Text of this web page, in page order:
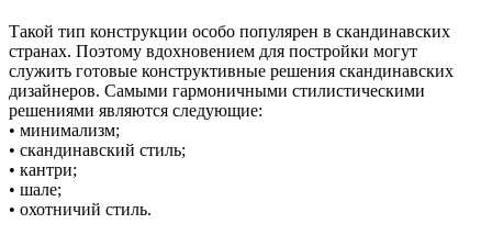
Такой тип конструкции особо популярен в скандинавских
странах. Поэтому вдохновением для постройки могут
служить готовые конструктивные решения скандинавских
дизайнеров. Самыми гармоничными стилистическими
решениями являются следующие:
• минимализм;
• скандинавский стиль;
• кантри;
• шале;
• охотничий стиль.